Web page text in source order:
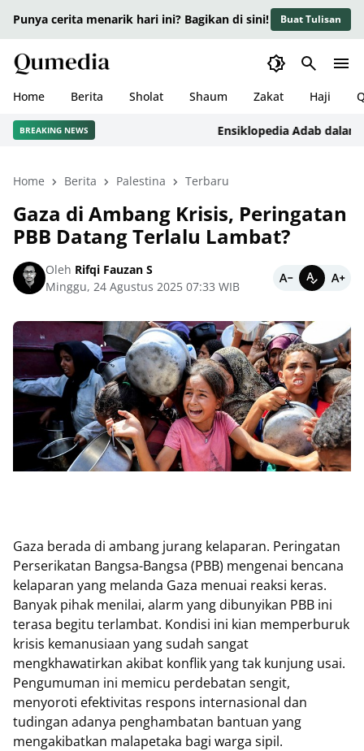
Punya cerita menarik hari ini? Bagikan di sini! Buat Tulisan
Home Berita Sholat Shaum Zakat Haji
BREAKING NEWS Ensiklopedia Adab dalam
Home Berita Palestina Terbaru
Gaza di Ambang Krisis, Peringatan
PBB Datang Terlalu Lambat?
Oleh Rifqi Fauzan S
Minggu, 24 Agustus 2025 07:33 WIB
Gaza berada di ambang jurang kelaparan. Peringatan
Perserikatan Bangsa-Bangsa (PBB) mengenai bencana
kelaparan yang melanda Gaza menuai reaksi keras.
Banyak pihak menilai, alarm yang dibunyikan PBB ini
terasa begitu terlambat. Kondisi ini kian memperburuk
krisis kemanusiaan yang sudah sangat
mengkhawatirkan akibat konflik yang tak kunjung usai.
Pengumuman ini memicu perdebatan sengit,
menyoroti efektivitas respons internasional dan
tudingan adanya penghambatan bantuan yang
mengakibatkan malapetaka bagi warga sipil.